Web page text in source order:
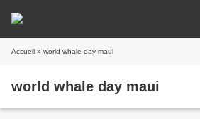
Accueil » world whale day maui
world whale day maui